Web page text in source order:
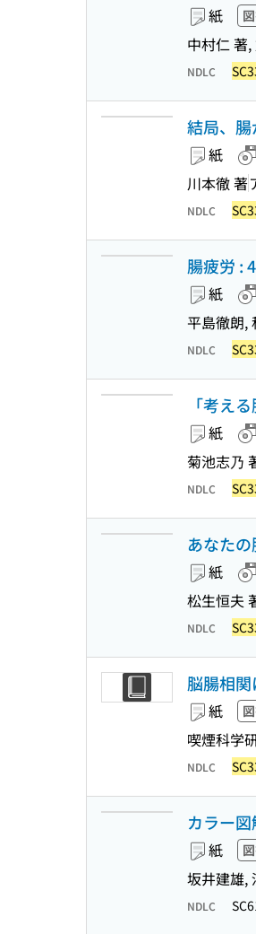
紙
中村仁 著
NDLC
結局、
紙
川本徹 著
NDLC
腸疲労 :
紙
平島徹朗,
NDLC
「考え
紙
菊池志乃
NDLC
あなた
紙
松生恒夫
NDLC
脳腸相
紙
喫煙科学
NDLC
カラー
紙
坂井建雄,
NDLC